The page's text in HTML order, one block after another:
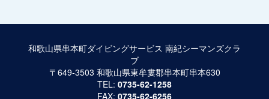
和歌山県串本町ダイビングサービス 南紀シーマンズクラ
ブ
〒649-3503 和歌山県東牟婁郡串本町串本630
TEL: 0735-62-1258
FAX: 0735-62-6256